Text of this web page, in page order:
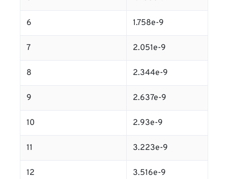
6 1.758e-9
7 2.051e-9
8 2.344e-9
9 2.637e-9
10 2.93e-9
11 3.223e-9
12 3.516e-9